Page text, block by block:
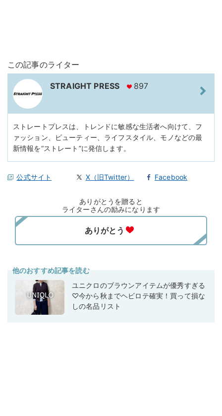
この記事のライター
STRAIGHT PRESS 897
ストレートプレスは、トレンドに敏感な生活者へ向けて、フ
ァッション、ビューティー、ライフスタイル、モノなどの最
新情報を“ストレート”に発信します。
公式サイト X（旧Twitter） Facebook
ありがとうを贈ると
ライターさんの励みになります
他のおすすめ記事を読む
ユニクロのブラウンアイテムが優秀すぎる
♡今から秋までヘビロテ確実！買って損な
しの名品リスト